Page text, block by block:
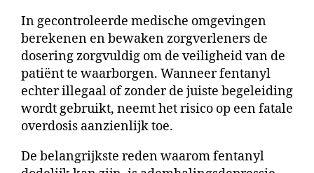
In gecontroleerde medische omgevingen
berekenen en bewaken zorgverleners de
dosering zorgvuldig om de veiligheid van de
patiënt te waarborgen. Wanneer fentanyl
echter illegaal of zonder de juiste begeleiding
wordt gebruikt, neemt het risico op een fatale
overdosis aanzienlijk toe.
De belangrijkste reden waarom fentanyl